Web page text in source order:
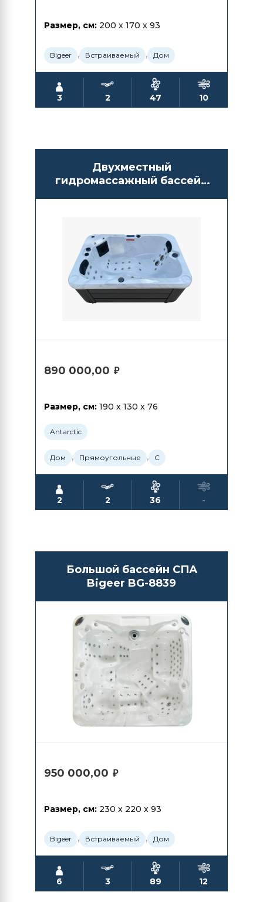
Размер, см: 200 x 170 x 93
Bigeer , Встраиваемый , Дом
3 2 47 10
Двухместный
гидромассажный бассейн
890 000,00 ₽
Размер, см: 190 x 130 x 76
Antarctic
Дом , Прямоугольные , С
2 2 36 -
Большой бассейн СПА
Bigeer BG-8839
950 000,00 ₽
Размер, см: 230 x 220 x 93
Bigeer , Встраиваемый , Дом
6 3 89 12